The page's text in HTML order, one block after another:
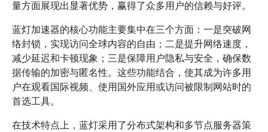
量方面展现出显著优势，赢得了众多用户的信赖与好评。
蓝灯加速器的核心功能主要集中在三个方面：一是突破网
络封锁，实现访问全球内容的自由；二是提升网络速度，
减少延迟和卡顿现象；三是保障用户隐私与安全，确保数
据传输的加密与匿名性。这些功能结合，使其成为许多用
户在观看国际视频、使用国外应用或访问被限制网站时的
首选工具。
在技术特点上，蓝灯采用了分布式架构和多节点服务器策